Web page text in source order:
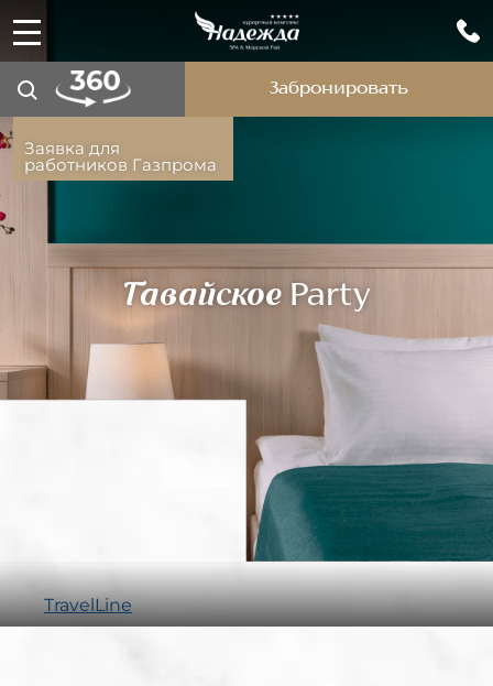
Забронировать
Заявка для
работников Газпрома
Гавайское Party
TravelLine